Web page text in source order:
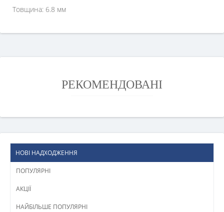
Товщина: 6.8 мм
РЕКОМЕНДОВАНІ
НОВІ НАДХОДЖЕННЯ
ПОПУЛЯРНІ
АКЦІЇ
НАЙБІЛЬШЕ ПОПУЛЯРНІ